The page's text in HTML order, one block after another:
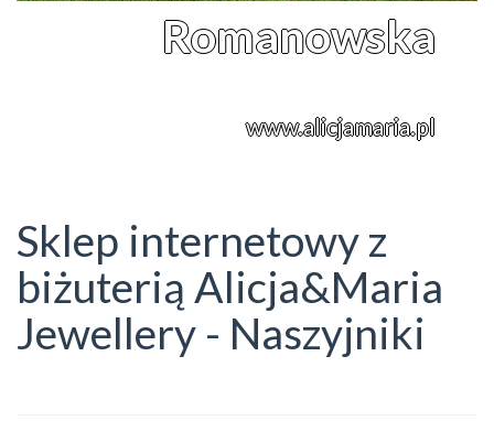
Romanowska
www.alicjamaria.pl
Sklep internetowy z
biżuterią Alicja&Maria
Jewellery - Naszyjniki